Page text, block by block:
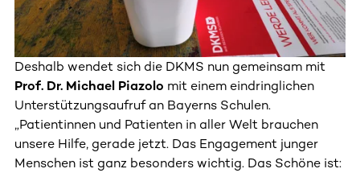
Deshalb wendet sich die DKMS nun gemeinsam mit
Prof. Dr. Michael Piazolo mit einem eindringlichen
Unterstützungsaufruf an Bayerns Schulen.
„Patientinnen und Patienten in aller Welt brauchen
unsere Hilfe, gerade jetzt. Das Engagement junger
Menschen ist ganz besonders wichtig. Das Schöne ist: